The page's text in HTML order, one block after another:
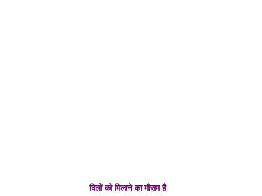
दिलों को मिलाने का मौसम है